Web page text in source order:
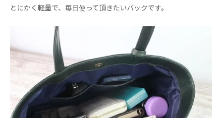
とにかく軽量で、毎日使って頂きたいバックです。